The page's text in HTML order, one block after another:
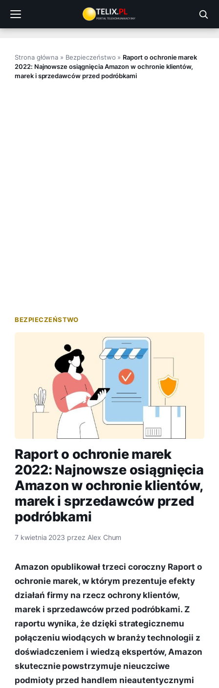
treści
Strona główna » Bezpieczeństwo » Raport o ochronie marek
2022: Najnowsze osiągnięcia Amazon w ochronie klientów,
marek i sprzedawców przed podróbkami
BEZPIECZEŃSTWO
Raport o ochronie marek
2022: Najnowsze osiągnięcia
Amazon w ochronie klientów,
marek i sprzedawców przed
podróbkami
7 kwietnia 2023 przez Alex Chum
Amazon opublikował trzeci coroczny Raport o
ochronie marek, w którym prezentuje efekty
działań firmy na rzecz ochrony klientów,
marek i sprzedawców przed podróbkami. Z
raportu wynika, że dzięki strategicznemu
połączeniu wiodących w branży technologii z
doświadczeniem i wiedzą ekspertów, Amazon
skutecznie powstrzymuje nieuczciwe
podmioty przed handlem nieautentycznymi